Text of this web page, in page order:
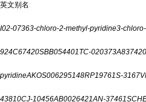
英文别名
I02-07363-chloro-2-methyl-pyridine3-
924C67420SBB054401TC-020373A837420
pyridineAKOS006295148RP19761S-3167
43810CJ-10456AB0026421AN-37461